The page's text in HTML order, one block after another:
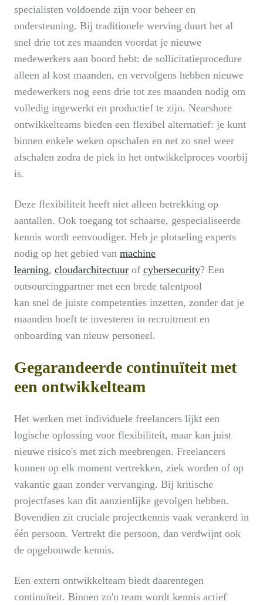
specialisten voldoende zijn voor beheer en
ondersteuning. Bij traditionele werving duurt het al
snel drie tot zes maanden voordat je nieuwe
medewerkers aan boord hebt: de sollicitatieprocedure
alleen al kost maanden, en vervolgens hebben nieuwe
medewerkers nog eens drie tot zes maanden nodig om
volledig ingewerkt en productief te zijn. Nearshore
ontwikkelteams bieden een flexibel alternatief: je kunt
binnen enkele weken opschalen en net zo snel weer
afschalen zodra de piek in het ontwikkelproces voorbij
is.
Deze flexibiliteit heeft niet alleen betrekking op
aantallen. Ook toegang tot schaarse, gespecialiseerde
kennis wordt eenvoudiger. Heb je plotseling experts
nodig op het gebied van machine
learning, cloudarchitectuur of cybersecurity? Een
outsourcingpartner met een brede talentpool
kan snel de juiste competenties inzetten, zonder dat je
maanden hoeft te investeren in recruitment en
onboarding van nieuw personeel.
Gegarandeerde continuïteit met
een ontwikkelteam
Het werken met individuele freelancers lijkt een
logische oplossing voor flexibiliteit, maar kan juist
nieuwe risico's met zich meebrengen. Freelancers
kunnen op elk moment vertrekken, ziek worden of op
vakantie gaan zonder vervanging. Bij kritische
projectfases kan dit aanzienlijke gevolgen hebben.
Bovendien zit cruciale projectkennis vaak verankerd in
één persoon. Vertrekt die persoon, dan verdwijnt ook
de opgebouwde kennis.
Een extern ontwikkelteam biedt daarentegen
continuïteit. Binnen zo'n team wordt kennis actief